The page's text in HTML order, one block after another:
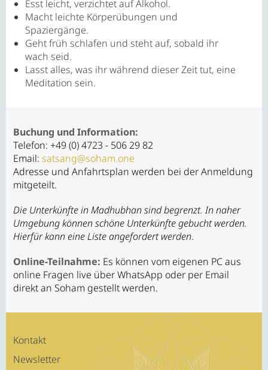
Esst leicht, verzichtet auf Alkohol.
Macht leichte Körperübungen und
Spaziergänge.
Geht früh schlafen und steht auf, sobald ihr
wach seid.
Lasst alles, was ihr während dieser Zeit tut, eine
Meditation sein.
Buchung und Information:
Telefon: +49 (0) 4723 - 506 29 82
Email: satsang@soham.one
Adresse und Anfahrtsplan werden bei der Anmeldung
mitgeteilt.
Die Unterkünfte in Madhubhan sind begrenzt. In naher
Umgebung können schöne Unterkünfte gebucht werden.
Hierfür kann eine Liste angefordert werden.
Online-Teilnahme: Es können vom eigenen PC aus
online Fragen live über WhatsApp oder per Email
direkt an Soham gestellt werden.
Kontakt
Newsletter